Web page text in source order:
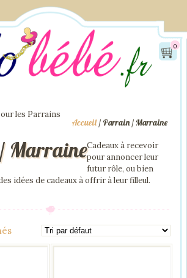
0
Accueil/ Parrain / Marraine
Marraine
les Parrains
Cadeaux à recevoir
pour annoncer leur
futur rôle, ou bien
idées de cadeaux à offrir à leur filleul.